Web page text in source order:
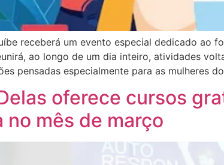
receberá um evento especial dedicado ao
ao longo de um dia inteiro, atividades
pensadas especialmente para as mulheres
oferece cursos
no mês de março